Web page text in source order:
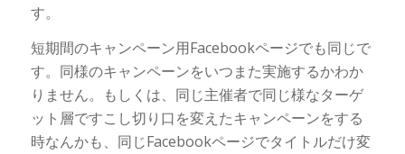
す。
短期間のキャンペーン用Facebookページでも同じで
す。同様のキャンペーンをいつまた実施するかわか
りません。もしくは、同じ主催者で同じ様なターゲ
ット層ですこし切り口を変えたキャンペーンをする
時なんかも、同じFacebookページでタイトルだけ変